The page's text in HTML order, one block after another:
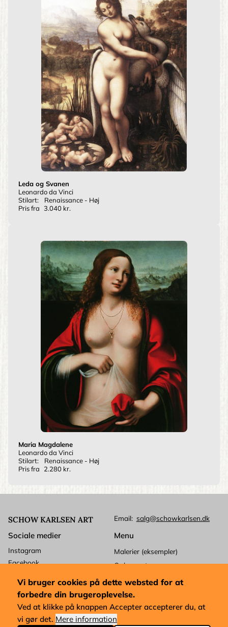
Leda og Svanen
Leonardo da Vinci
Stilart:
Renaissance - Høj
Pris fra 3.040 kr.
Maria Magdalene
Leonardo da Vinci
Stilart:
Renaissance - Høj
Pris fra
2.280 kr.
SCHOW KARLSEN ART Email salg@schowkarlsen.dk
Menu
Malerier (eksempler)
Ophavsret
Kundeservice
Levering
Forretningsbetingelser
Købsforkøb og udførelse
Sociale medier
Instagram
Facebook
Mastercard
Vi bruger cookies på dette websted for at
forbedre din brugeroplevelse.
Ved at klikke på knappen Accepter accepterer du, at
vi gør det. Mere information